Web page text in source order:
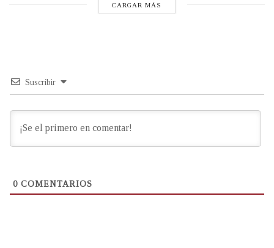
CARGAR MÁS
Suscribir
0 COMENTARIOS